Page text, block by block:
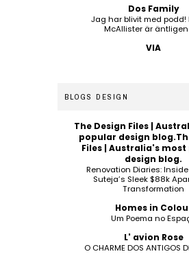
Dos Family
Jag har blivit med podd!
McAllister är
VIA
BLOGS DESIGN
The Design Files |
popular design
Files | Australia's
design blog.
Renovation Diaries:
Suteja’s Sleek $88k
Transformation
Homes in
Um Poema no
L' avion Rose
O CHARME DOS ANTIGOS